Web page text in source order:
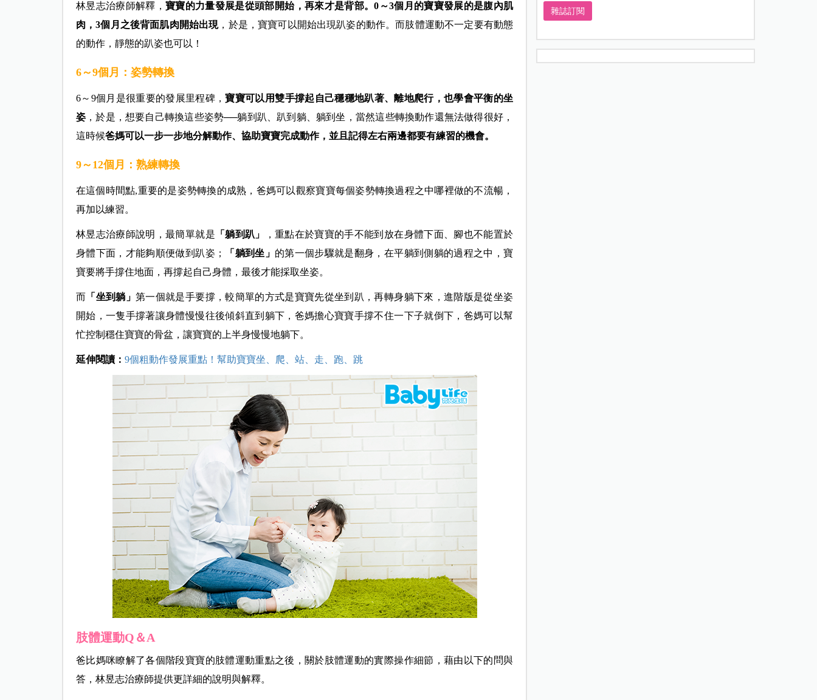
林昱志治療師解釋，寶寶的力量發展是從頭部開始，再來才是背部。0～3個月的寶寶發展的是腹內肌
肉，3個月之後背面肌肉開始出現，於是，寶寶可以開始出現趴姿的動作。而肢體運動不一定要有動態
的動作，靜態的趴姿也可以！
6～9個月：姿勢轉換
6～9個月是很重要的發展里程碑，寶寶可以用雙手撐起自己穩穩地趴著、離地爬行，也學會平衡的坐
姿 ，於是，想要自己轉換這些姿勢──躺到趴、趴到躺、躺到坐，當然這些轉換動作還無法做得很好，
這時候爸媽可以一步一步地分解動作、協助寶寶完成動作，並且記得左右兩邊都要有練習的機會。
9～12個月：熟練轉換
在這個時間點,重要的是姿勢轉換的成熟，爸媽可以觀察寶寶每個姿勢轉換過程之中哪裡做的不流暢，
再加以練習。
林昱志治療師說明，最簡單就是 「躺到趴」
，重點在於寶寶的手不能到放在身體下面、腳也不能置於
身體下面，才能夠順便做到趴姿；
「躺到坐」 的第一個步驟就是翻身，在平躺到側躺的過程之中，寶
寶要將手撐住地面，再撐起自己身體，最後才能採取坐姿。
而 「坐到躺」第一個就是手要撐，較簡單的方式是寶寶先從坐到趴，再轉身躺下來，進階版是從坐姿
開始，一隻手撐著讓身體慢慢往後傾斜直到躺下，爸媽擔心寶寶手撐不住一下子就倒下，爸媽可以幫
忙控制穩住寶寶的骨盆，讓寶寶的上半身慢慢地躺下。
延伸閱讀： 9個粗動作發展重點！幫助寶寶坐、爬、站、走、跑、跳
肢體運動Q＆A
爸比媽咪瞭解了各個階段寶寶的肢體運動重點之後，關於肢體運動的實際操作細節，藉由以下的問與
答， 林昱志治療師提供更詳細的說明與解釋。
雜誌訂閱